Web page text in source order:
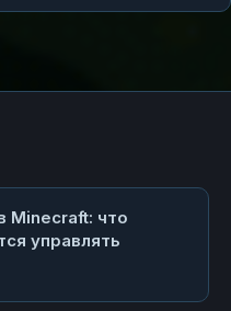
Minecraft: что
управлять